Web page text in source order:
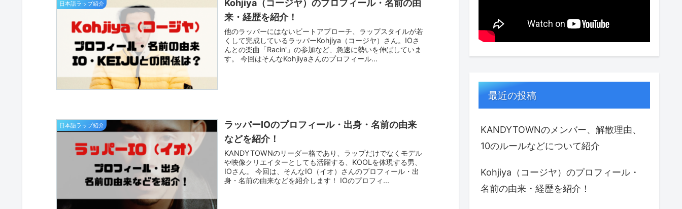
日本語ラップ紹介
Kohjiya（コージヤ）のプロフィール・名前の由
来・経歴を紹介！
他のラッパーにはないビートアプローチ、ラップスタイルが若
くして完成しているラッパーKohjiya（コージヤ）さん。IOさ
んとの楽曲「Racin'」の参加など、急速に勢いを伸ばしていま
す。 今回はそんなKohjiyaさんのプロフィール...
日本語ラップ紹介
ラッパーIOのプロフィール・出身・名前の由来
などを紹介！
KANDYTOWNのリーダー格であり、ラップだけでなくモデル
や映像クリエイターとしても活躍する、KOOLを体現する男、
IOさん。 今回は、そんなIO（イオ）さんのプロフィール・出
身・名前の由来などを紹介します！ IOのプロフィ...
最近の投稿
KANDYTOWNのメンバー、解散理由、
10のルールなどについて紹介
Kohjiya（コージヤ）のプロフィール・
名前の由来・経歴を紹介！